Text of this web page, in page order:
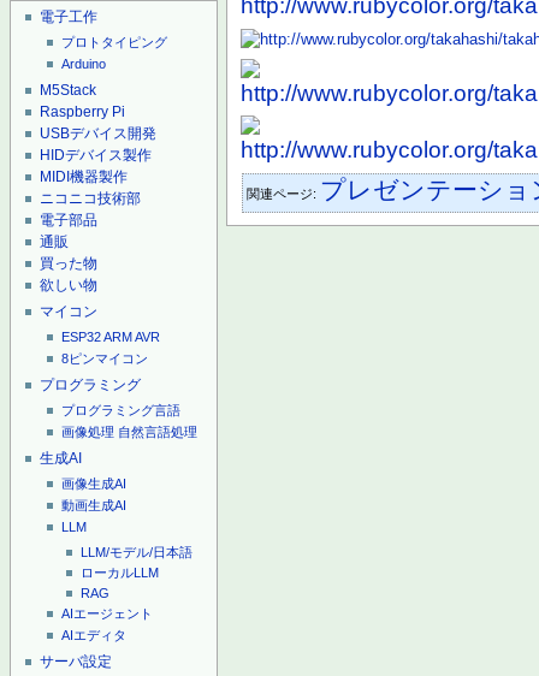
電子工作
プロトタイピング
Arduino
M5Stack
Raspberry Pi
USBデバイス開発
HIDデバイス製作
MIDI機器製作
ニコニコ技術部
電子部品
通販
買った物
欲しい物
マイコン
ESP32ARMAVR
8ピンマイコン
プログラミング
プログラミング言語
画像処理 自然言語処理
生成AI
画像生成AI
動画生成AI
LLM
LLM/モデル/日本語
ローカルLLM
RAG
AIエージェント
AIエディタ
サーバ設定
関連ページ: プレゼンテーショ